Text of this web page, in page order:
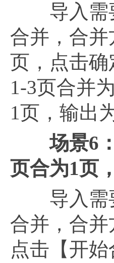
导入需要
合并，合
页，点击
1-3页合并
1页，输出
场景6
页合为1页
导入需要
合并，合
点击【开